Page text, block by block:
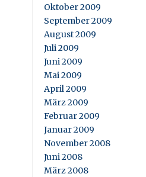
Oktober 2009
September 2009
August 2009
Juli 2009
Juni 2009
Mai 2009
April 2009
März 2009
Februar 2009
Januar 2009
November 2008
Juni 2008
März 2008